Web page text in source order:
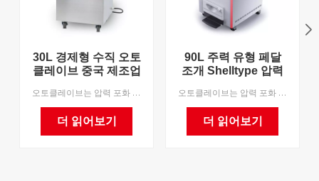
30L 경제형 수직 오토
클레이브 중국 제조업
오토클레이브는 압력 포화 증기를 활용하여 제품을 빠르고 안정적으로 멸균하는 장비입니다. 의료기기, 드레싱, 유리제품, 주류배양배지 등의 멸균에 완벽한 장비입니다. OEM을 지원합니다.
더 읽어보기
90L 주력 유형 페달
조개 Shelltype 압력
있는 공장 직접 판매
공장
오토클레이브는 압력 포화 증기를 활용하여 제품을 빠르고 안정적으로 멸균하는 장비입니다. 의료 장비, 드레싱, 유리 제품, 주류 배양 배지 등을 살균하는 데 완벽한 장비입니다. OEM을 지원하며 MOQ는 1입니다.
더 읽어보기